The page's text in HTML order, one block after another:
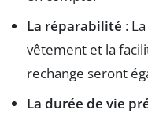
La réparabilité :
vêtement et la
rechange seront
La durée de vie